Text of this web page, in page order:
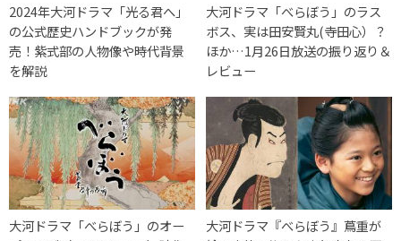
2024年大河ドラマ「光る君へ」
の公式歴史ハンドブックが発
売！紫式部の人物像や時代背景
を解説
大河ドラマ「べらぼう」のラス
ボス、実は田安賢丸(寺田心）？
ほか…1月26日放送の振り返り＆
レビュー
大河ドラマ「べらぼう」のオー
大河ドラマ『べらぼう』蔦重が